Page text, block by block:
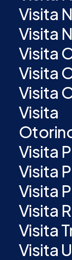
Visita
Visita
Visita
Visita
Visita
Visita
Visita
Visita
Visita
Visita
Visita
Visita